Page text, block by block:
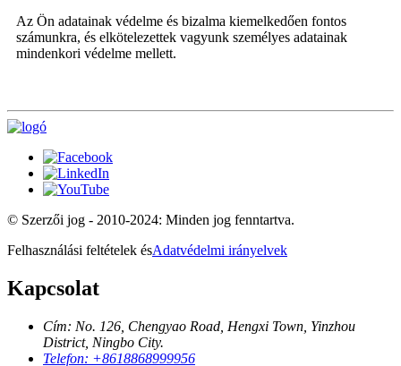
Az Ön adatainak védelme és bizalma kiemelkedően fontos
számunkra, és elkötelezettek vagyunk személyes adatainak
mindenkori védelme mellett.
© Szerzői jog - 2010-2024: Minden jog fenntartva.
Felhasználási feltételek ésAdatvédelmi irányelvek
Kapcsolat
Cím: No. 126, Chengyao Road, Hengxi Town, Yinzhou
District, Ningbo City.
Telefon: +8618868999956